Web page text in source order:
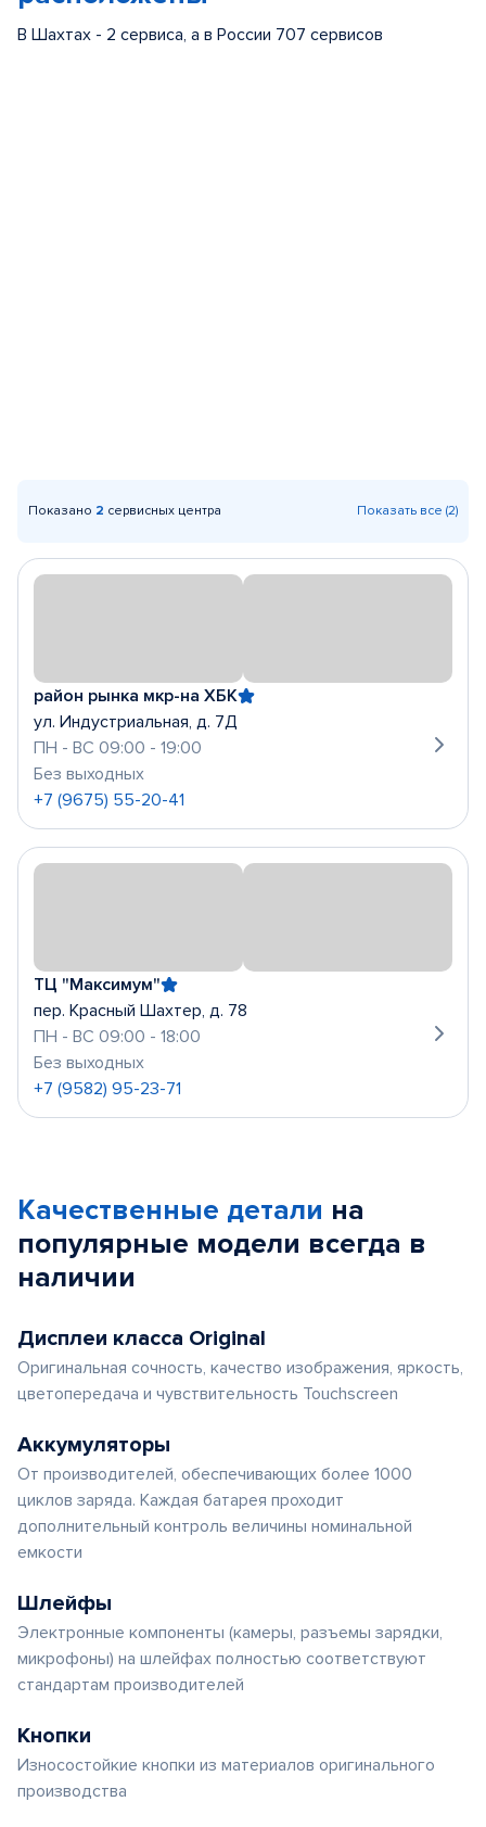
В Шахтах - 2 сервиса, а в России 707 сервисов
Показано 2 сервисных центра Показать все (2)
район рынка мкр-на ХБК
ул. Индустриальная, д. 7Д
ПН - ВС 09:00 - 19:00
Без выходных
+7 (9675) 55-20-41
ТЦ "Максимум"
пер. Красный Шахтер, д. 78
ПН - ВС 09:00 - 18:00
Без выходных
+7 (9582) 95-23-71
Качественные детали на
популярные модели всегда в
наличии
Дисплеи класса Original
Оригинальная сочность, качество изображения, яркость,
цветопередача и чувствительность Touchscreen
Аккумуляторы
От производителей, обеспечивающих более 1000
циклов заряда. Каждая батарея проходит
дополнительный контроль величины номинальной
емкости
Шлейфы
Электронные компоненты (камеры, разъемы зарядки,
микрофоны) на шлейфах полностью соответствуют
стандартам производителей
Кнопки
Износостойкие кнопки из материалов оригинального
производства